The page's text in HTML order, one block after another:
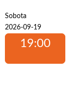
Sobota
2026-09-19
19:00